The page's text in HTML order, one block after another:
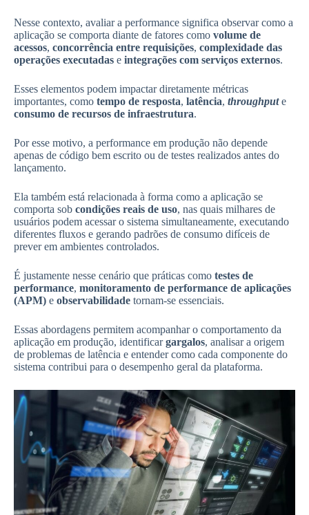
Nesse contexto, avaliar a performance significa observar como a
aplicação se comporta diante de fatores como volume de
acessos, concorrência entre requisições, complexidade das
operações executadas e integrações com serviços externos.
Esses elementos podem impactar diretamente métricas
importantes, como tempo de resposta, latência, throughpute
consumo de recursos de infraestrutura.
Por esse motivo, a performance em produção não depende
apenas de código bem escrito ou de testes realizados antes do
lançamento.
Ela também está relacionada à forma como a aplicação se
comporta sob condições reais de uso, nas quais milhares de
usuários podem acessar o sistema simultaneamente, executando
diferentes fluxos e gerando padrões de consumo difíceis de
prever em ambientes controlados.
É justamente nesse cenário que práticas como testes de
performance, monitoramento de performance de aplicações
(APM) e observabilidade tornam-se essenciais.
Essas abordagens permitem acompanhar o comportamento da
aplicação em produção, identificargargalos, analisar a origem
de problemas de latência e entender como cada componente do
sistema contribui para o desempenho geral da plataforma.